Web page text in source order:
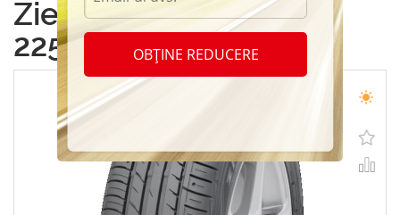
Ziex ZE914 EcoRun
225/55 R16 95V
OBȚINE REDUCERE